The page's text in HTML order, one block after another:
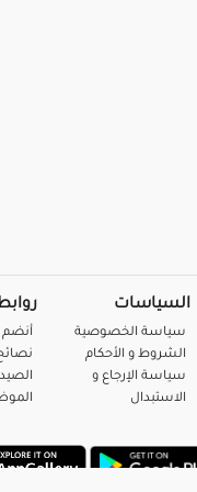
السياسات
سياسة الخصوصية
الشروط و الأحكام
سياسة الإرجاع و
الاستبدال
أنضم